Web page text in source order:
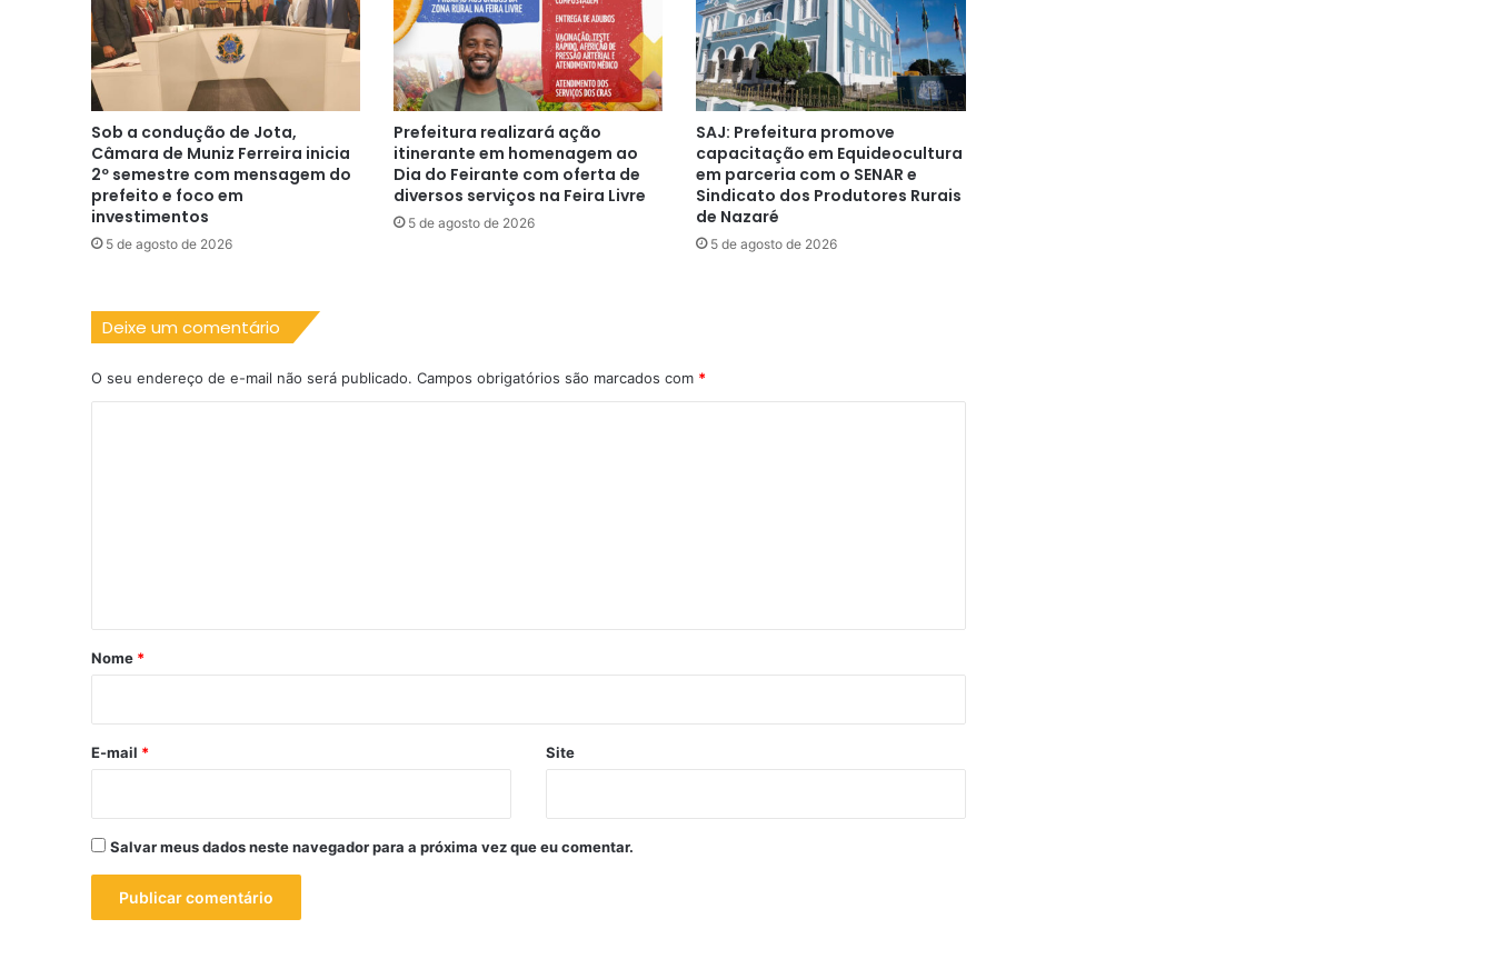
Sob a condução de Jota,
Câmara de Muniz Ferreira inicia
2º semestre com mensagem do
prefeito e foco em
investimentos
5 de agosto de 2026
Prefeitura realizará ação
itinerante em homenagem ao
Dia do Feirante com oferta de
diversos serviços na Feira Livre
5 de agosto de 2026
SAJ: Prefeitura promove
capacitação em Equideocultura
em parceria com o SENAR e
Sindicato dos Produtores Rurais
de Nazaré
5 de agosto de 2026
Deixe um comentário
O seu endereço de e-mail não será publicado. Campos obrigatórios são marcados com *
r
*
Nome *
E-mail * Site
Salvar meus dados neste navegador para a próxima vez que eu comentar.